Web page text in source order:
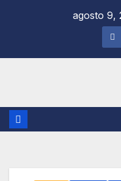
agosto 9,